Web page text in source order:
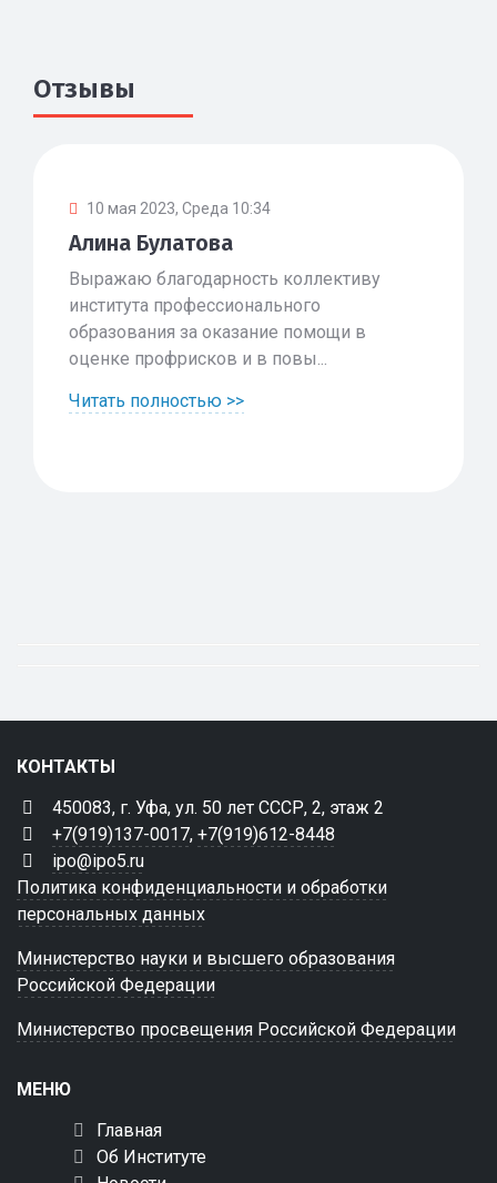
Отзывы
10 мая 2023, Среда 10:34
Алина Булатова
Выражаю благодарность коллективу
института профессионального
образования за оказание помощи в
оценке профрисков и в повы...
Читать полностью >>
КОНТАКТЫ
450083, г. Уфа, ул. 50 лет СССР, 2, этаж 2
+7(919)137-0017, +7(919)612-8448
ipo@ipo5.ru
Политика конфиденциальности и обработки
персональных данных
Министерство науки и высшего образования
Российской Федерации
Министерство просвещения Российской Федерации
МЕНЮ
Главная
Об Институте